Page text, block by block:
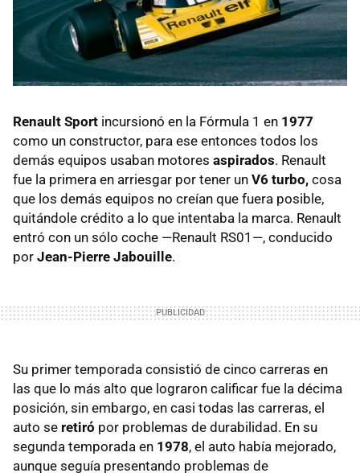
Renault Sport incursionó en la Fórmula 1 en 1977
como un constructor, para ese entonces todos los
demás equipos usaban motores aspirados. Renault
fue la primera en arriesgar por tener un V6 turbo, cosa
que los demás equipos no creían que fuera posible,
quitándole crédito a lo que intentaba la marca. Renault
entró con un sólo coche —Renault RS01—, conducido
por Jean-Pierre Jabouille.
Su primer temporada consistió de cinco carreras en
las que lo más alto que lograron calificar fue la décima
posición, sin embargo, en casi todas las carreras, el
auto se retiró por problemas de durabilidad. En su
segunda temporada en 1978, el auto había mejorado,
aunque seguía presentando problemas de